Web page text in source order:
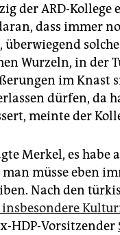
der ARD-
dass immer
überwiegend
Wurzeln, in der
im Knast
dürfen, da
meinte der
Merkel, es habe
man müsse eben
Nach den
HDP-Vorsitzender